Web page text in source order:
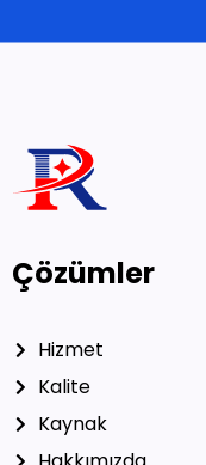
Çözümler
Kaynak